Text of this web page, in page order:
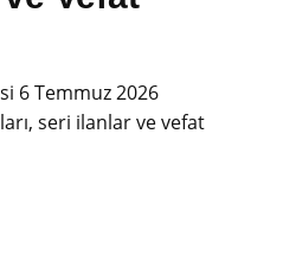
6 Temmuz 2026
seri ilanlar ve vefat